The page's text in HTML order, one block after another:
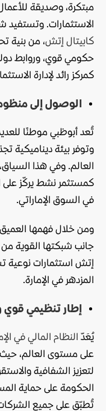
مبتكرة، وصديقة
الاستثمارات. وتستفيد
كابيتال إتش، من بنية
حكومي قوي، وروابط
كمركز رائد لإدارة
الوصول إلى
تُعد أبوظبي موطنًا
وتوفر بيئة ديناميكية
العالم. وفي هذا
كمستثمر نشط يركّز على
في السوق الإماراتي.
ومن خلال فهمها العميق
جانب شبكتها القوية من
إتش استثمارات نوعية
المزدهر في الإمارة.
إطار تنظيمي قوي
يُعَدّ النظام المالي في
على مستوى العالم،
لتعزيز الشفافية
الحكومة على حماية
تُطبّق على جميع الشركات